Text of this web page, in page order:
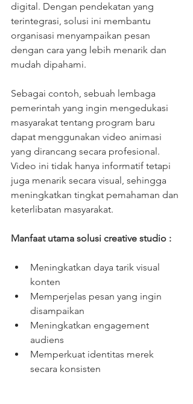
digital. Dengan pendekatan yang
terintegrasi, solusi ini membantu
organisasi menyampaikan pesan
dengan cara yang lebih menarik dan
mudah dipahami.
Sebagai contoh, sebuah lembaga
pemerintah yang ingin mengedukasi
masyarakat tentang program baru
dapat menggunakan video animasi
yang dirancang secara profesional.
Video ini tidak hanya informatif tetapi
juga menarik secara visual, sehingga
meningkatkan tingkat pemahaman dan
keterlibatan masyarakat.
Manfaat utama solusi creative studio :
Meningkatkan daya tarik visual
konten
Memperjelas pesan yang ingin
disampaikan
Meningkatkan engagement
audiens
Memperkuat identitas merek
secara konsisten